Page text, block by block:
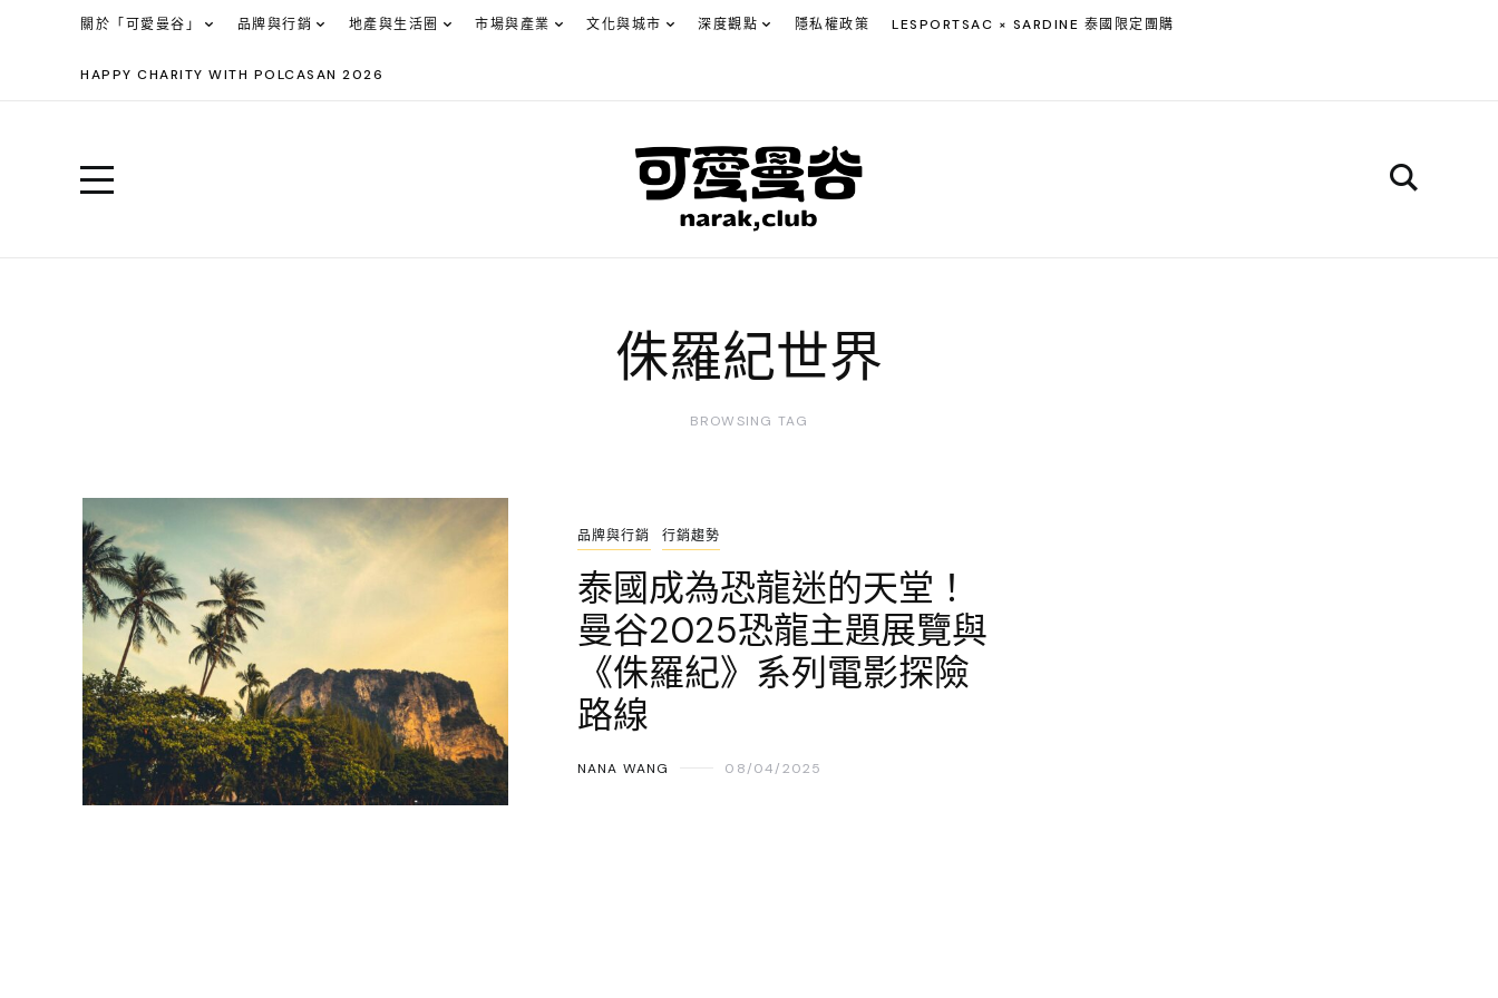
關於「可愛曼谷」 品牌與行銷 地產與生活圈 市場與產業 文化與城市 深度觀點 隱私權政策 LESPORTSAC × SARDINE 泰國限定團購
HAPPY CHARITY WITH POLCASAN 2026
侏羅紀世界
BROWSING TAG
品牌與行銷 行銷趨勢
泰國成為恐龍迷的天堂！
曼谷2025恐龍主題展覽與
《侏羅紀》系列電影探險
路線
NANA WANG 08/04/2025